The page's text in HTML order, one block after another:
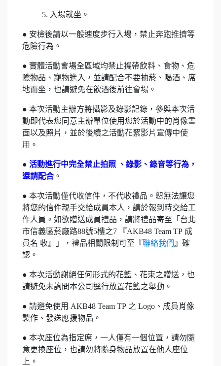
5. 入場就坐。
● 安檢後請以一般速度步行入場，禁止奔跑推擠等
危險行為。
● 實體活動會場全區域均禁止攜帶飲料、食物、危
險物品、寵物進入，並請配合不要抽菸、喝酒、席
地而坐，也請避免在飲酒後前往會場。
● 本次活動主辦方將攝影及錄影記錄，參與本次活
動即代表您同意主辦單位使用您於活動中的肖像畫
面以及照片，並於後續之活動花絮影片宣傳中使
用。
● 活動進行中完全禁止拍照 、錄影、錄音等行為，
還請配合 。
● 本次活動僅代收信件，不代收禮品。恕無法讓您
將您的信件親手交給成員本人，請於報到時交給工
作人員。如欲贈送成員禮品，請將禮品寄至「台北
市信義區菸廠路88號5樓之7 『AKB48 Team TP 成
員名 收』」，禮品相關限制可至『聯絡我們 』確
認。
● 本次活動謝絕任何形式的花籃、花束之贈送，也
請避免未詢問本公司逕行放置花籃之舉動。
● 請避免使用 AKB48 Team TP 之 Logo、成員肖像
製作、發送應援物品。
● 本次座位為指定席，一人僅有一個位置，請勿隨
意更換座位，也請勿將隨身物品放置在他人座位
上。